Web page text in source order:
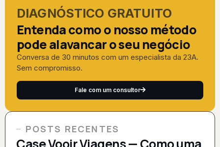
DIAGNÓSTICO GRATUITO
Entenda como o nosso método
pode alavancar o seu negócio
Conversa de 30 minutos com um especialista da 23A.
Sem compromisso.
Fale com um consultor
POSTS RECENTES